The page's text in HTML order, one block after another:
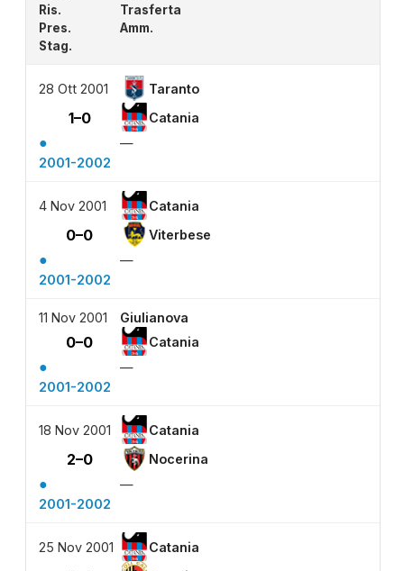
Ris.
Trasferta
Pres.
Amm.
Stag.
28 Ott 2001 Taranto
1–0 Catania
●
—
2001-2002
4 Nov 2001 Catania
0–0 Viterbese
●
—
2001-2002
11 Nov 2001 Giulianova
0–0 Catania
●
—
2001-2002
18 Nov 2001 Catania
2–0 Nocerina
●
—
2001-2002
25 Nov 2001 Catania